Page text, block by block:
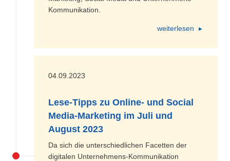
und Social Media-Marketing" mit
Inhouse-Workshopsoder in
Seminaren und Lehrgängen bei unter anderem 10 Industrie- und
Themen- und
Teilnehmer/innen-Feedback.
Kommunikation.
weiterlesen
04.09.2023
Lese-Tipps zu Online- und Social
Media-Marketing im Juli und
August 2023
Da sich die unterschiedlichen Facetten der
digitalen Unternehmens-Kommunikation